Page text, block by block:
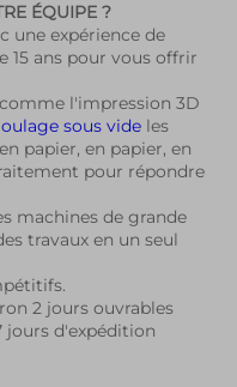
ÉQUIPE ?
une expérience de
15 ans pour vous offrir
l'impression 3D
sous vide les
papier, en papier, en
pour répondre
machines de grande
travaux en un seul
2 jours ouvrables
jours d'expédition